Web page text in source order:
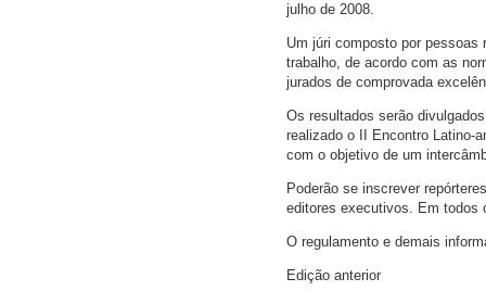
julho de 2008.
Um júri composto por pessoas
trabalho, de acordo com as
jurados de comprovada
Os resultados serão
realizado o II Encontro Latino-
com o objetivo de um
Poderão se inscrever
editores executivos. Em todos
O regulamento e demais
Edição anterior